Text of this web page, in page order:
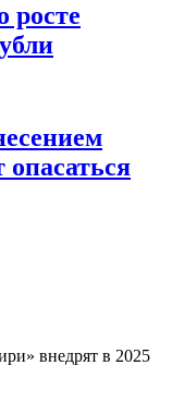
росте
внедрят в 2025